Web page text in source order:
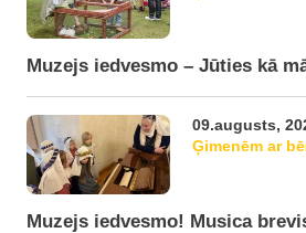
Muzejs iedvesmo – Jūties kā
09.augusts,
Ģimenēm ar
Muzejs iedvesmo! Musica